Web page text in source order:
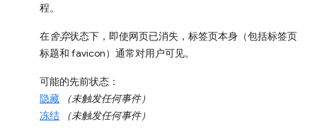
程。
在舍弃状态下，即使网页已消失，标签页本身（包括标签页
标题和 favicon）通常对用户可见。
可能的先前状态 ：
隐藏
（未触发任何事件）
冻结
（未触发任何事件）